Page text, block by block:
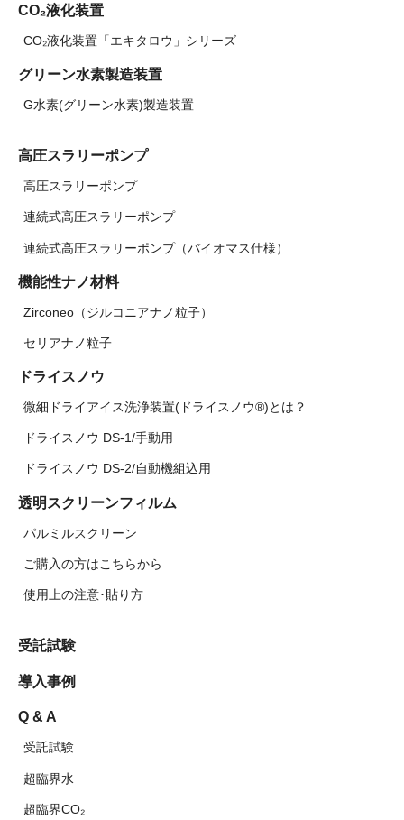
CO₂液化装置
CO₂液化装置「エキタロウ」シリーズ
グリーン水素製造装置
G水素(グリーン水素)製造装置
高圧スラリーポンプ
高圧スラリーポンプ
連続式高圧スラリーポンプ
連続式高圧スラリーポンプ（バイオマス仕様）
機能性ナノ材料
Zirconeo（ジルコニアナノ粒子）
セリアナノ粒子
ドライスノウ
微細ドライアイス洗浄装置(ドライスノウ®)とは？
ドライスノウ DS-1/手動用
ドライスノウ DS-2/自動機組込用
透明スクリーンフィルム
パルミルスクリーン
ご購入の方はこちらから
使用上の注意･貼り方
受託試験
導入事例
Q & A
受託試験
超臨界水
超臨界CO₂